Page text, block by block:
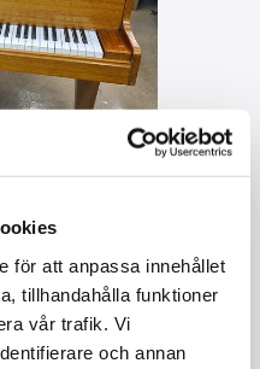
för att anpassa innehållet
tillhandahålla funktioner
vår trafik. Vi
och annan
´50TALET)